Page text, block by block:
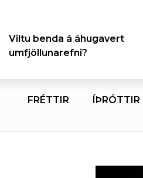
Viltu benda á áhugavert
umfjöllunarefni?
FRÉTTIR ÍÞRÓTTIR